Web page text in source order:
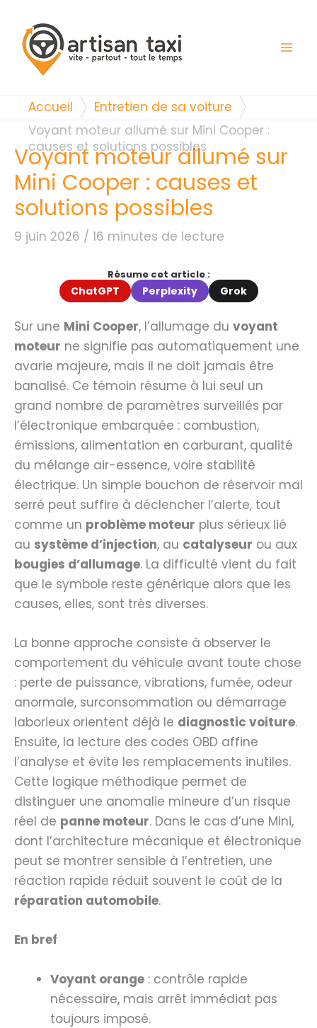
contenu
Accueil
Entretien de sa voiture
Voyant moteur allumé sur Mini Cooper :
causes et solutions possibles
Voyant moteur allumé sur
Mini Cooper : causes et
solutions possibles
9 juin 2026 / 16 minutes de lecture
Résume cet article :
ChatGPT Perplexity Grok
Sur une Mini Cooper, l’allumage du voyant
moteur ne signifie pas automatiquement une
avarie majeure, mais il ne doit jamais être
banalisé. Ce témoin résume à lui seul un
grand nombre de paramètres surveillés par
l’électronique embarquée : combustion,
émissions, alimentation en carburant, qualité
du mélange air-essence, voire stabilité
électrique. Un simple bouchon de réservoir mal
serré peut suffire à déclencher l’alerte, tout
comme un problème moteur plus sérieux lié
au système d’injection, au catalyseur ou aux
bougies d’allumage. La difficulté vient du fait
que le symbole reste générique alors que les
causes, elles, sont très diverses.
La bonne approche consiste à observer le
comportement du véhicule avant toute chose
: perte de puissance, vibrations, fumée, odeur
anormale, surconsommation ou démarrage
laborieux orientent déjà le diagnostic voiture.
Ensuite, la lecture des codes OBD affine
l’analyse et évite les remplacements inutiles.
Cette logique méthodique permet de
distinguer une anomalie mineure d’un risque
réel de panne moteur. Dans le cas d’une Mini,
dont l’architecture mécanique et électronique
peut se montrer sensible à l’entretien, une
réaction rapide réduit souvent le coût de la
réparation automobile.
En bref
Voyant orange : contrôle rapide
nécessaire, mais arrêt immédiat pas
toujours imposé.